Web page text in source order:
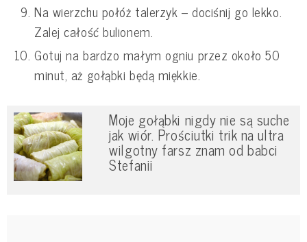
Na wierzchu połóż talerzyk – dociśnij go lekko.
Zalej całość bulionem.
Gotuj na bardzo małym ogniu przez około 50
minut, aż gołąbki będą miękkie.
Moje gołąbki nigdy nie są suche
jak wiór. Prościutki trik na ultra
wilgotny farsz znam od babci
Stefanii